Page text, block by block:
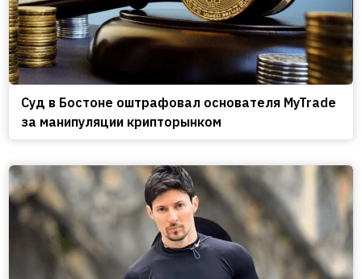
Cуд в Бостоне оштрафовал основателя MyTrade
за манипуляции крипторынком